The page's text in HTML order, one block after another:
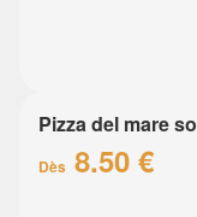
Pizza del mare
Dès 8.50 €